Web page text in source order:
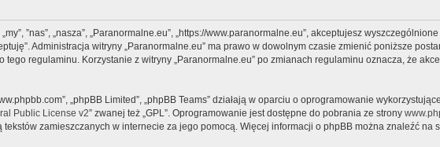
”nas”, „nasza”, „Paranormalne.eu”, „https://www.paranormalne.eu”, akceptujesz
Administracja witryny „Paranormalne.eu” ma prawo w dowolnym czasie zmienić poniższe
regulaminu. Korzystanie z witryny „Paranormalne.eu” po zmianach regulaminu oznacza, że
„phpBB Limited”, „phpBB Teams” działają w oparciu o oprogramowanie
Public License v2” zwanej też „GPL”. Oprogramowanie jest dostępne do pobrania ze strony
zamieszczanych w internecie za jego pomocą. Więcej informacji o phpBB można znaleźć na